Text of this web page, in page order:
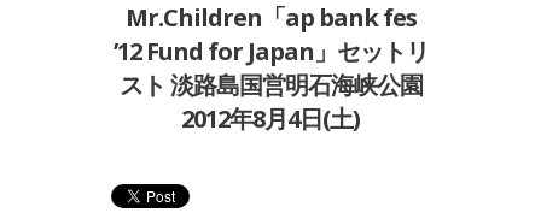
Mr.Children「ap bank fes
’12 Fund for Japan」セットリ
スト 淡路島国営明石海峡公園
2012年8月4日(土)